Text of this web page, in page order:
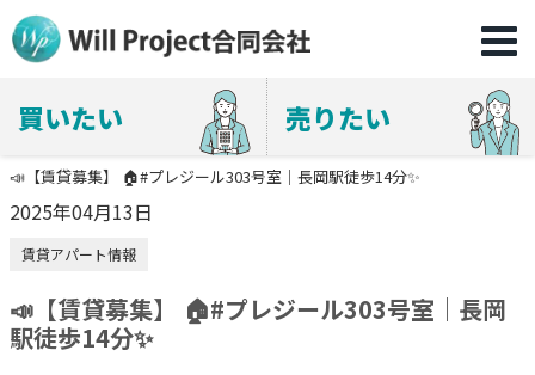
買いたい 売りたい
📣【賃貸募集】 🏠#プレジール303号室｜長岡駅徒歩14分✨
2025年04月13日
賃貸アパート情報
📣【賃貸募集】 🏠#プレジール303号室｜長岡
駅徒歩14分✨